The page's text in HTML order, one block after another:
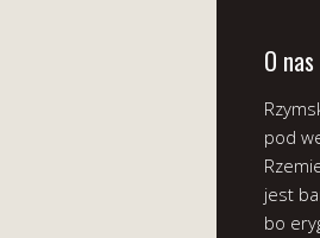
O nas
pod
jest
bo